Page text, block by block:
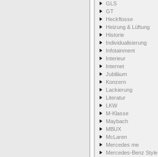
GLS
GT
Heckflosse
Heizung & Lüftung
Historie
Individualisierung
Infotainment
Interieur
Internet
Jubiläum
Konzern
Lackierung
Literatur
LKW
M-Klasse
Maybach
MBUX
McLaren
Mercedes me
Mercedes-Benz Style